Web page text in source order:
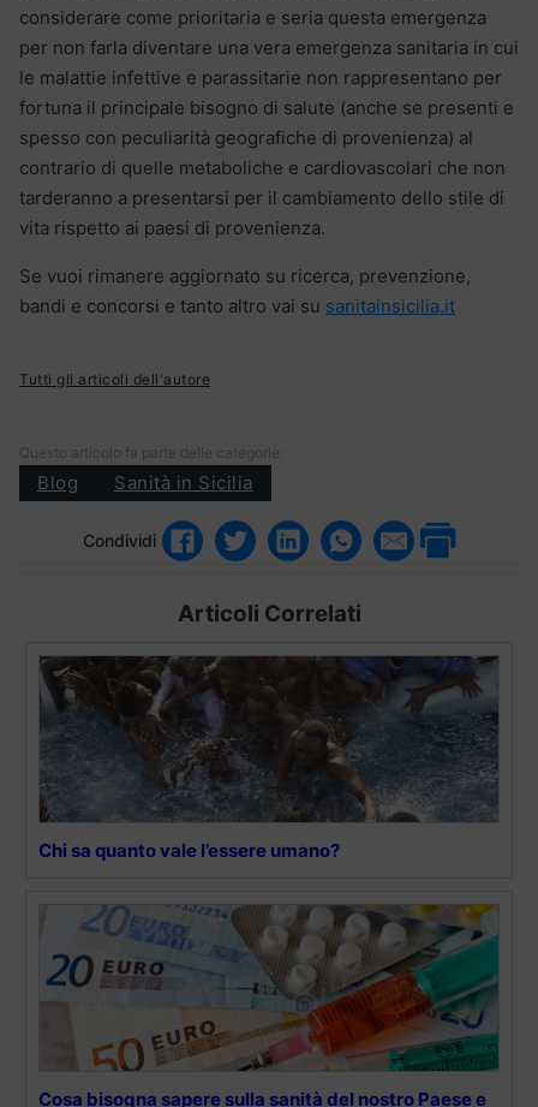
considerare come prioritaria e seria questa emergenza
per non farla diventare una vera emergenza sanitaria in cui
le malattie infettive e parassitarie non rappresentano per
fortuna il principale bisogno di salute (anche se presenti e
spesso con peculiarità geografiche di provenienza) al
contrario di quelle metaboliche e cardiovascolari che non
tarderanno a presentarsi per il cambiamento dello stile di
vita rispetto ai paesi di provenienza.
Se vuoi rimanere aggiornato su ricerca, prevenzione,
bandi e concorsi e tanto altro vai su sanitainsicilia.it
Tutti gli articoli dell'autore
Questo articolo fa parte delle categorie:
Blog Sanità in Sicilia
Condividi
Articoli Correlati
Chi sa quanto vale l’essere umano?
Cosa bisogna sapere sulla sanità del nostro Paese e